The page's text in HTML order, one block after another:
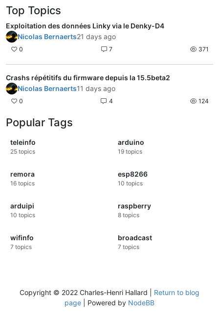
Top Topics
Exploitation des données Linky via le Denky-D4
Nicolas Bernaerts21 days ago
0 7 371
Crashs répétitifs du firmware depuis la 15.5beta2
Nicolas Bernaerts11 days ago
0 4 124
Popular Tags
teleinfo
25 topics
arduino
19 topics
remora
16 topics
esp8266
10 topics
arduipi
10 topics
raspberry
8 topics
wifinfo
7 topics
broadcast
7 topics
Copyright © 2022 Charles-Henri Hallard | Return to blog
page | Powered by NodeBB